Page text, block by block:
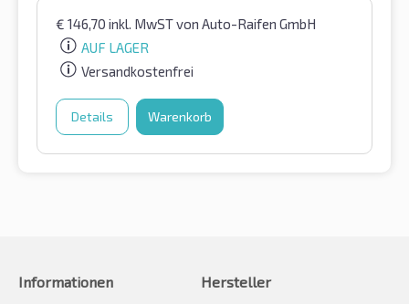
€ 146,70 inkl. MwSTvon Auto-Raifen GmbH
AUF LAGER
Versandkostenfrei
Details Warenkorb
Informationen
Hersteller